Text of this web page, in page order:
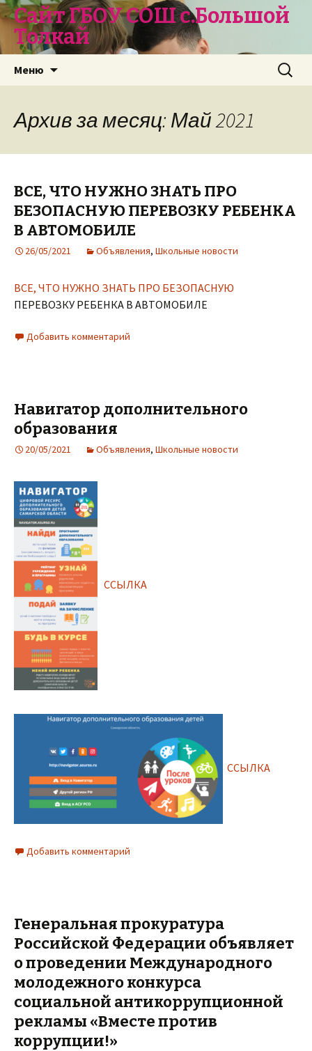
Сайт ГБОУ СОШ с.Большой
Толкай
Меню Найти:
Архив за месяц: Май 2021
ВСЕ, ЧТО НУЖНО ЗНАТЬ ПРО
БЕЗОПАСНУЮ ПЕРЕВОЗКУ РЕБЕНКА
В АВТОМОБИЛЕ
26/05/2021 Объявления, Школьные новости
ВСЕ, ЧТО НУЖНО ЗНАТЬ ПРО БЕЗОПАСНУЮ
ПЕРЕВОЗКУ РЕБЕНКА В АВТОМОБИЛЕ
Добавить комментарий
Навигатор дополнительного
образования
20/05/2021 Объявления, Школьные новости
ССЫЛКА
ССЫЛКА
Добавить комментарий
Генеральная прокуратура
Российской Федерации объявляет
о проведении Международного
молодежного конкурса
социальной антикоррупционной
рекламы «Вместе против
коррупции!»